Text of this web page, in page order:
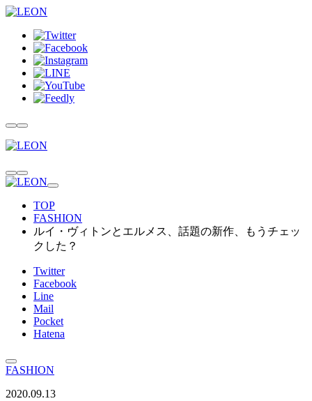
TOP
FASHION
ルイ・ヴィトンとエルメス、話題の新作、もうチェッ
クした？
Twitter
Facebook
Line
Mail
Pocket
Hatena
FASHION
2020.09.13